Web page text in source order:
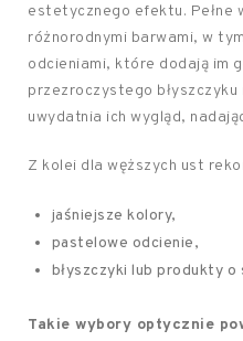
estetycznego efektu. Pełne
różnorodnymi barwami, w
odcieniami, które dodają im
przezroczystego
uwydatnia ich wygląd,
Z kolei dla węższych ust
jaśniejsze kolory,
pastelowe odcienie,
błyszczyki lub produkty
Takie wybory optycznie